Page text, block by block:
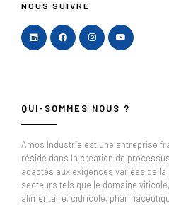
NOUS SUIVRE
QUI-SOMMES NOUS ?
Amos Industrie est une entreprise
réside dans la création de
adaptés aux exigences variées de
secteurs tels que le domaine
alimentaire, cidricole,